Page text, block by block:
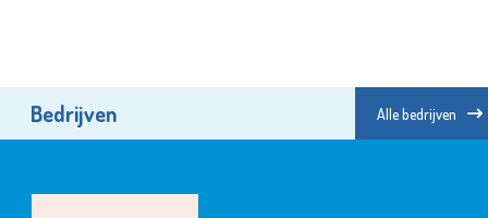
Bedrijven Alle bedrijven